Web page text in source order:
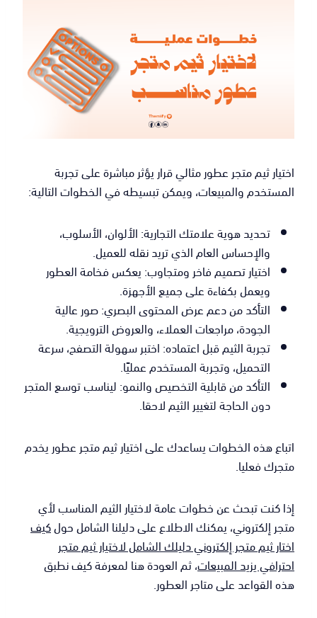
اختيار ثيم متجر عطور مثالي قرار يؤثر مباشرة على تجربة
المستخدم والمبيعات، ويمكن تبسيطه في الخطوات التالية:
تحديد هوية علامتك التجارية: الألوان، الأسلوب،
والإحساس العام الذي تريد نقله للعميل.
اختيار تصميم فاخر ومتجاوب: يعكس فخامة العطور
ويعمل بكفاءة على جميع الأجهزة.
التأكد من دعم عرض المحتوى البصري: صور عالية
الجودة، مراجعات العملاء، والعروض الترويجية.
تجربة الثيم قبل اعتماده: اختبر سهولة التصفح، سرعة
التحميل، وتجربة المستخدم عمليًا.
التأكد من قابلية التخصيص والنمو: ليناسب توسع المتجر
دون الحاجة لتغيير الثيم لاحقا.
اتباع هذه الخطوات يساعدك على اختيار ثيم متجر عطور يخدم
متجرك فعليا.
إذا كنت تبحث عن خطوات عامة لاختيار الثيم المناسب لأي
متجر إلكتروني، يمكنك الاطلاع على دليلنا الشامل حولكيف
اختار ثيم متجر إلكتروني دليلك الشامل لاختيار ثيم متجر
احترافي يزيد المبيعات، ثم العودة هنا لمعرفة كيف نطبق
هذه القواعد على متاجر العطور.